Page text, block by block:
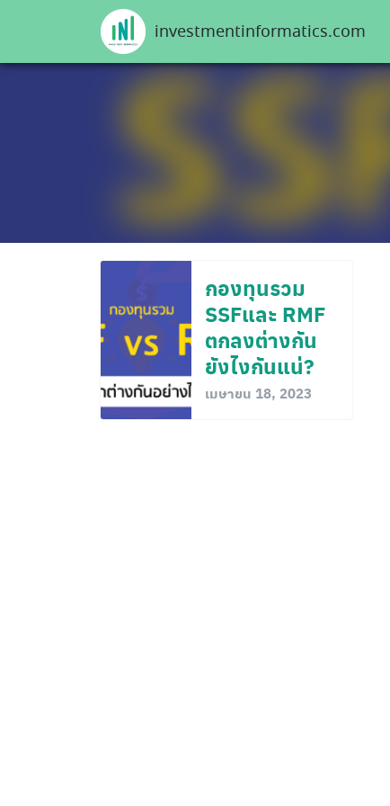
content
investmentinformatics.com
กองทุนรวม
SSFและ RMF
ตกลงต่างกัน
ยังไงกันแน่?
เมษายน 18, 2023